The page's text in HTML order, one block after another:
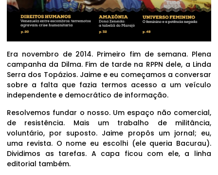
Era novembro de 2014. Primeiro fim de semana. Plena
campanha da Dilma. Fim de tarde na RPPN dele, a Linda
Serra dos Topázios. Jaime e eu começamos a conversar
sobre a falta que fazia termos acesso a um veículo
independente e democrático de informação.
Resolvemos fundar o nosso. Um espaço não comercial,
de resistência. Mais um trabalho de militância,
voluntário, por suposto. Jaime propôs um jornal; eu,
uma revista. O nome eu escolhi (ele queria Bacurau).
Dividimos as tarefas. A capa ficou com ele, a linha
editorial também.